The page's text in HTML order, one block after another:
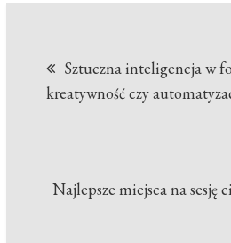
wpisu
Sztuczna inteligencja w
kreatywność czy
Najlepsze miejsca na sesję